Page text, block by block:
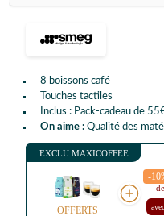
8 boissons café
Touches tactiles
Inclus : Pack-cadeau de
On aime : Qualité des
EXCLU MAXICOFFEE
OFFERTS
-
avec